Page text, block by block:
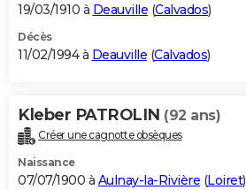
19/03/1910 à Deauville (Calvados)
Décès
11/02/1994 à Deauville (Calvados)
Kleber PATROLIN (92 ans)
Créer une cagnotte obsèques
Naissance
07/07/1900 à Aulnay-la-Rivière (Loiret)